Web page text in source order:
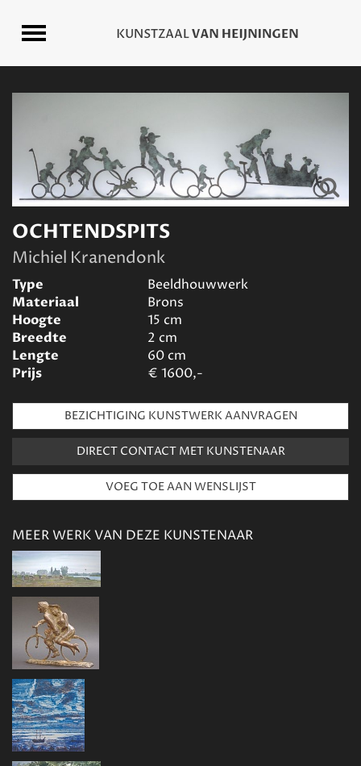
OCHTENDSPITS
Michiel Kranendonk
Type
Beeldhouwwerk
Materiaal
Brons
Hoogte
15 cm
Breedte
2 cm
Lengte
60cm
Prijs
€ 1600,-
BEZICHTIGING KUNSTWERK AANVRAGEN
DIRECT CONTACT MET KUNSTENAAR
MEER WERK VAN DEZE KUNSTENAAR